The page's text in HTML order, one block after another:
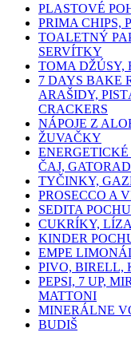
PLASTOVÉ
PRIMA CHIPS,
TOALETNÝ
SERVÍTKY
TOMA DŽÚSY,
7 DAYS BAKE
ARAŠIDY,
CRACKERS
NÁPOJE Z
ŽUVAČKY
ČAJ,
TYČINKY,
PROSECCO A
SEDITA
CUKRÍKY,
KINDER
EMPE
PIVO, BIRELL,
PEPSI, 7 UP,
MATTONI
MINERÁLNE
BUDIŠ